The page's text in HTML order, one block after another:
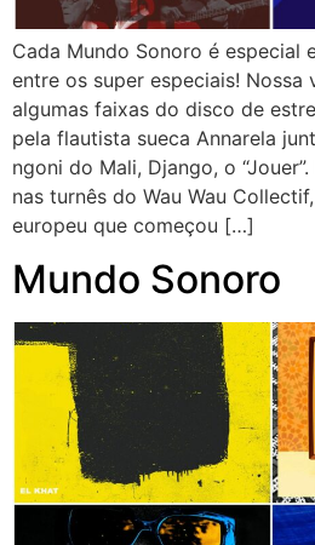
Cada Mundo Sonoro é especial
entre os super especiais! Nossa
algumas faixas do disco de
pela flautista sueca Annarela
ngoni do Mali, Django, o
nas turnês do Wau Wau
europeu que começou […]
Mundo Sonoro